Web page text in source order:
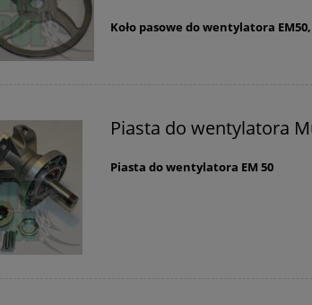
Koło pasowe do wentylatora EM50,
Piasta do wentylatora
Piasta do wentylatora EM 50